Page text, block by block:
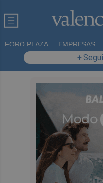
FORO PLAZA EMPRESAS
+